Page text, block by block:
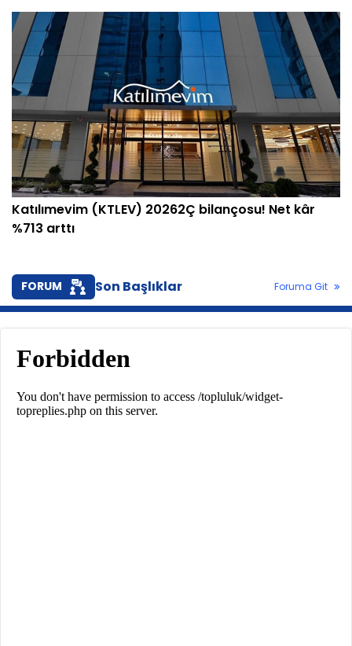
Katılımevim (KTLEV) 20262Ç bilançosu! Net kâr
%713 arttı
FORUM Son Başlıklar Foruma Git